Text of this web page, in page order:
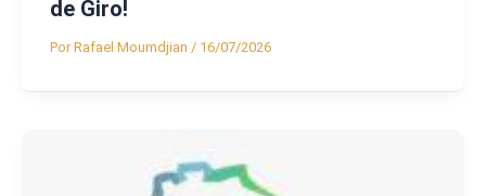
de Giro!
PorRafael Moumdjian / 16/07/2026